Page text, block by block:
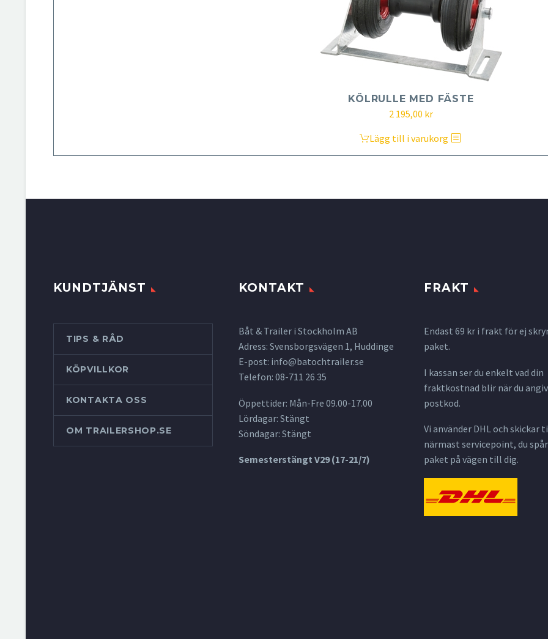
KÖLRULLE MED FÄSTE
2 195,00 kr
Lägg till i varukorg
KUNDTJÄNST
TIPS & RÅD
KÖPVILLKOR
KONTAKTA OSS
OM TRAILERSHOP.SE
KONTAKT
Båt & Trailer i Stockholm AB
Adress: Svensborgsvägen 1, Huddinge
E-post: info@batochtrailer.se
Telefon: 08-711 26 35
Öppettider: Mån-Fre 09.00-17.00
Lördagar: Stängt
Söndagar: Stängt
Semesterstängt V29 (17-21/7)
FRAKT
Endast 69 kr i frakt för ej
paket.
I kassan ser du enkelt vad din
fraktkostnad blir när du
postkod.
Vi använder DHL och skickar
närmast servicepoint, du
paket på vägen till dig.